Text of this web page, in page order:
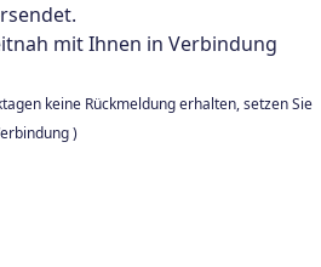
mit Ihnen in Verbindung
keine Rückmeldung erhalten, setzen Sie
)